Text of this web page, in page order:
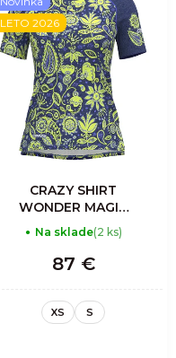
LETO 2026
CRAZY SHIRT
WONDER MAGIC
WOMAN SPRING
Na sklade(2 ks)
87 €
XS S